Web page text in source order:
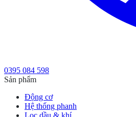
0395 084 598
Sản phẩm
Động cơ
Hệ thống phanh